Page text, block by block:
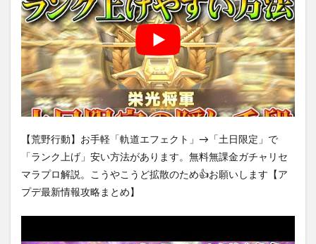
【荒野行動】お手軽「軌道エフェクト」→「土日限定」で
「ランク上げ」安い方法があります。無料無課金ガチャリセ
マラプロ解説。こうやこうど拡散のため👍お願いします【ア
プデ最新情報攻略まとめ】